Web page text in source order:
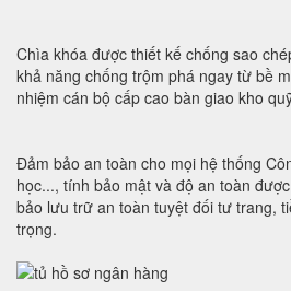
Chìa khóa được thiết kế chống sao
khả năng chống trộm phá ngay từ bề
nhiệm cán bộ cấp cao bàn giao kho
Đảm bảo an toàn cho mọi hệ thống
học..., tính bảo mật và độ an toàn
bảo lưu trữ an toàn tuyệt đối tư trang,
trọng.